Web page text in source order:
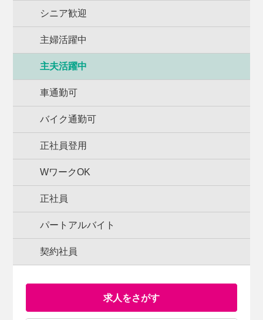
シニア歓迎
主婦活躍中
主夫活躍中
車通勤可
バイク通勤可
正社員登用
WワークOK
正社員
パートアルバイト
契約社員
求人をさがす